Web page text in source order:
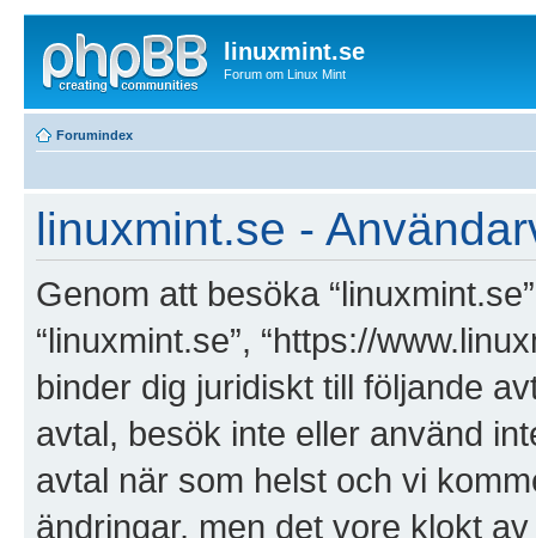
linuxmint.se
Forum om Linux Mint
Forumindex
linuxmint.se -
Genom att besöka
“linuxmint.se”, “https://
binder dig juridiskt till följande
avtal, besök inte eller använd
avtal när som helst och vi
ändringar, men det vore klokt